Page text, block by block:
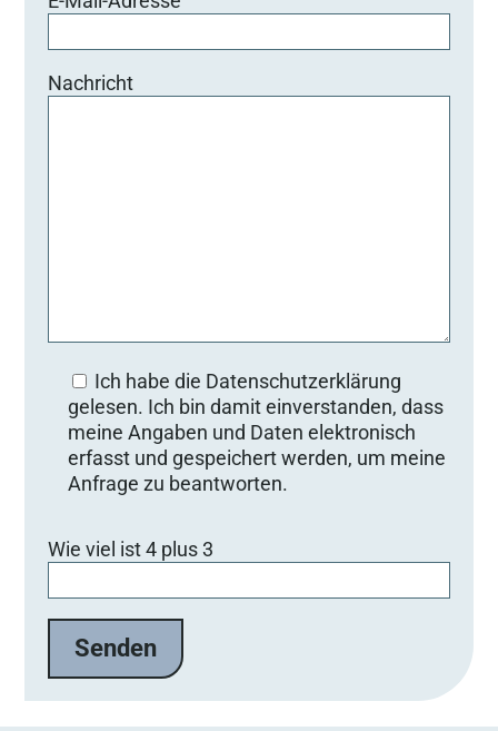
Nachricht
Ich habe die Datenschutzerklärung
gelesen. Ich bin damit einverstanden, dass
meine Angaben und Daten elektronisch
erfasst und gespeichert werden, um meine
Anfrage zu beantworten.
Wie viel ist 4 plus 3